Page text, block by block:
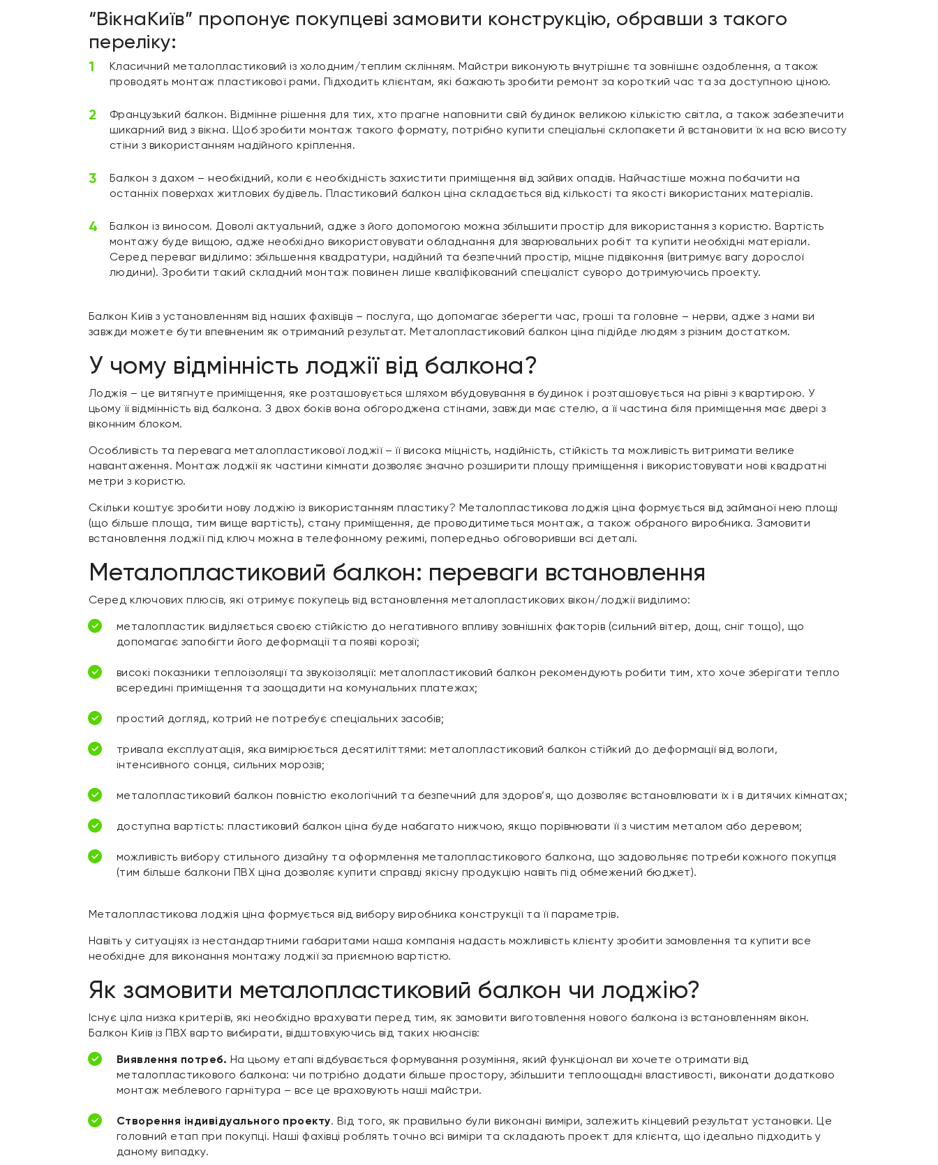
“ВікнаКиїв” пропонує покупцеві замовити конструкцію, обравши з такого
переліку:
Класичний металопластиковий із холодним/теплим склінням. Майстри виконують внутрішнє та зовнішнє оздоблення, а також
проводять монтаж пластикової рами. Підходить клієнтам, які бажають зробити ремонт за короткий час та за доступною ціною.
Французький балкон. Відмінне рішення для тих, хто прагне наповнити свій будинок великою кількістю світла, а також забезпечити
шикарний вид з вікна. Щоб зробити монтаж такого формату, потрібно купити спеціальні склопакети й встановити їх на всю висоту
стіни з використанням надійного кріплення.
Балкон з дахом – необхідний, коли є необхідність захистити приміщення від зайвих опадів. Найчастіше можна побачити на
останніх поверхах житлових будівель. Пластиковий балкон ціна складається від кількості та якості використаних матеріалів.
Балкон із виносом. Доволі актуальний, адже з його допомогою можна збільшити простір для використання з користю. Вартість
монтажу буде вищою, адже необхідно використовувати обладнання для зварювальних робіт та купити необхідні матеріали.
Серед переваг виділимо: збільшення квадратури, надійний та безпечний простір, міцне підвіконня (витримує вагу дорослої
людини). Зробити такий складний монтаж повинен лише кваліфікований спеціаліст суворо дотримуючись проекту.
Балкон Київ з установленням від наших фахівців – послуга, що допомагає зберегти час, гроші та головне – нерви, адже з нами ви
завжди можете бути впевненим як отриманий результат. Металопластиковий балкон ціна підійде людям з різним достатком.
У чому відмінність лоджії від балкона?
Лоджія – це витягнуте приміщення, яке розташовується шляхом вбудовування в будинок і розташовується на рівні з квартирою. У
цьому її відмінність від балкона. З двох боків вона обгороджена стінами, завжди має стелю, а її частина біля приміщення має двері з
віконним блоком.
Особливість та перевага металопластикової лоджії – її висока міцність, надійність, стійкість та можливість витримати велике
навантаження. Монтаж лоджії як частини кімнати дозволяє значно розширити площу приміщення і використовувати нові квадратні
метри з користю.
Скільки коштує зробити нову лоджію із використанням пластику? Металопластикова лоджія ціна формується від займаної нею площі
(що більше площа, тим вище вартість), стану приміщення, де проводитиметься монтаж, а також обраного виробника. Замовити
встановлення лоджії під ключ можна в телефонному режимі, попередньо обговоривши всі деталі.
Металопластиковий балкон: переваги встановлення
Серед ключових плюсів, які отримує покупець від встановлення металопластикових вікон/лоджії виділимо:
металопластик виділяється своєю стійкістю до негативного впливу зовнішніх факторів (сильний вітер, дощ, сніг тощо), що
допомагає запобігти його деформації та появі корозії;
високі показники теплоізоляції та звукоізоляції: металопластиковий балкон рекомендують робити тим, хто хоче зберігати тепло
всередині приміщення та заощадити на комунальних платежах;
простий догляд, котрий не потребує спеціальних засобів;
тривала експлуатація, яка вимірюється десятиліттями: металопластиковий балкон стійкий до деформації від вологи,
інтенсивного сонця, сильних морозів;
металопластиковий балкон повністю екологічний та безпечний для здоров’я, що дозволяє встановлювати їх і в дитячих кімнатах;
доступна вартість: пластиковий балкон ціна буде набагато нижчою, якщо порівнювати її з чистим металом або деревом;
можливість вибору стильного дизайну та оформлення металопластикового балкона, що задовольняє потреби кожного покупця
(тим більше балкони ПВХ ціна дозволяє купити справді якісну продукцію навіть під обмежений бюджет).
Металопластикова лоджія ціна формується від вибору виробника конструкції та її параметрів.
Навіть у ситуаціях із нестандартними габаритами наша компанія надасть можливість клієнту зробити замовлення та купити все
необхідне для виконання монтажу лоджії за приємною вартістю.
Як замовити металопластиковий балкон чи лоджію?
Існує ціла низка критеріїв, які необхідно врахувати перед тим, як замовити виготовлення нового балкона із встановленням вікон.
Балкон Київ із ПВХ варто вибирати, відштовхуючись від таких нюансів:
Виявлення потреб. На цьому етапі відбувається формування розуміння, який функціонал ви хочете отримати від
металопластикового балкона: чи потрібно додати більше простору, збільшити теплоощадні властивості, виконати додатково
монтаж меблевого гарнітура – все це враховують наші майстри.
Створення індивідуального проекту. Від того, як правильно були виконані виміри, залежить кінцевий результат установки. Це
головний етап при покупці. Наші фахівці роблять точно всі виміри та складають проект для клієнта, що ідеально підходить у
даному випадку.